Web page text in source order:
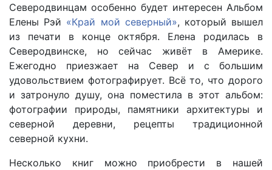
Северодвинцам особенно будет интересен Альбом
Елены Рэй «Край мой северный», который вышел
из печати в конце октября. Елена родилась в
Северодвинске, но сейчас живёт в Америке.
Ежегодно приезжает на Север и с большим
удовольствием фотографирует. Всё то, что дорого
и затронуло душу, она поместила в этот альбом:
фотографии природы, памятники архитектуры и
северной деревни, рецепты традиционной
северной кухни.
Несколько книг можно приобрести в нашей